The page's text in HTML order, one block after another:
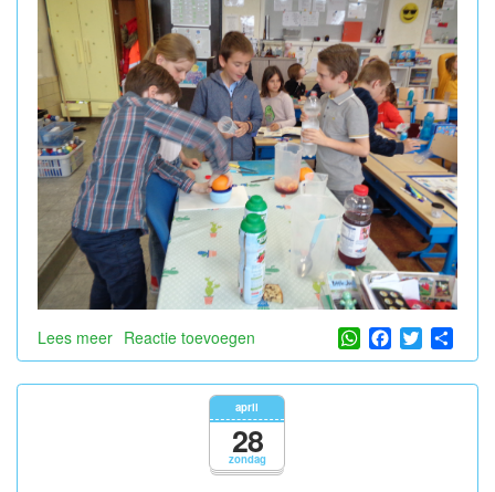
Lees meer over
experimenteren
met
Reactie toevoegen WhatsApp
Facebook
Twitter
zondag
april
28